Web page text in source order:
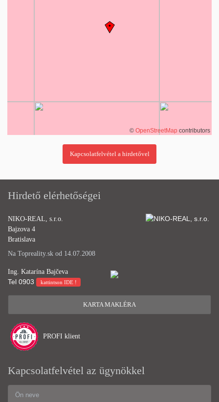
© OpenStreetMap contributors
Hirdető elérhetőségei
NIKO-REAL, s.r.o.
Bajzova 4
Bratislava
Na Topreality.sk od 14.07.2008
Ing. Katarína Bajčeva
Tel 0903 kattintson IDE !
KARTA MAKLÉRA
PROFI klient
Kapcsolatfelvétel az ügynökkel